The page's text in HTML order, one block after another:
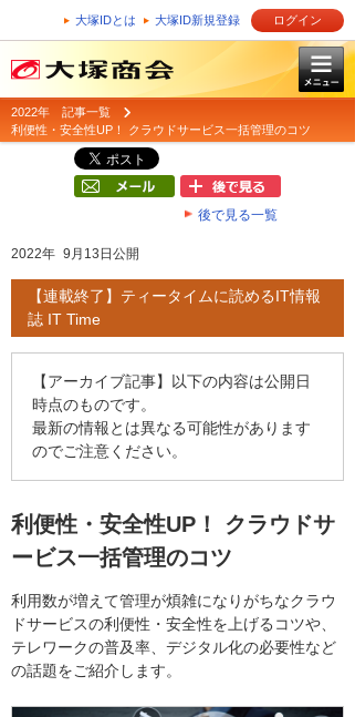
大塚IDとは 大塚ID新規登録 ログイン
2022年 記事一覧
利便性・安全性UP！ クラウドサービス一括管理のコツ
後で見る一覧
2022年 9月13日公開
【連載終了】ティータイムに読めるIT情報
誌 IT Time
【アーカイブ記事】以下の内容は公開日
時点のものです。
最新の情報とは異なる可能性があります
のでご注意ください。
利便性・安全性UP！ クラウドサ
ービス一括管理のコツ
利用数が増えて管理が煩雑になりがちなクラウ
ドサービスの利便性・安全性を上げるコツや、
テレワークの普及率、デジタル化の必要性など
の話題をご紹介します。